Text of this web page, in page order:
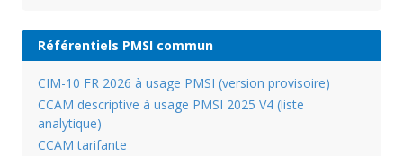
Référentiels PMSI commun
CIM-10 FR 2026 à usage PMSI (version provisoire)
CCAM descriptive à usage PMSI 2025 V4 (liste
analytique)
CCAM tarifante